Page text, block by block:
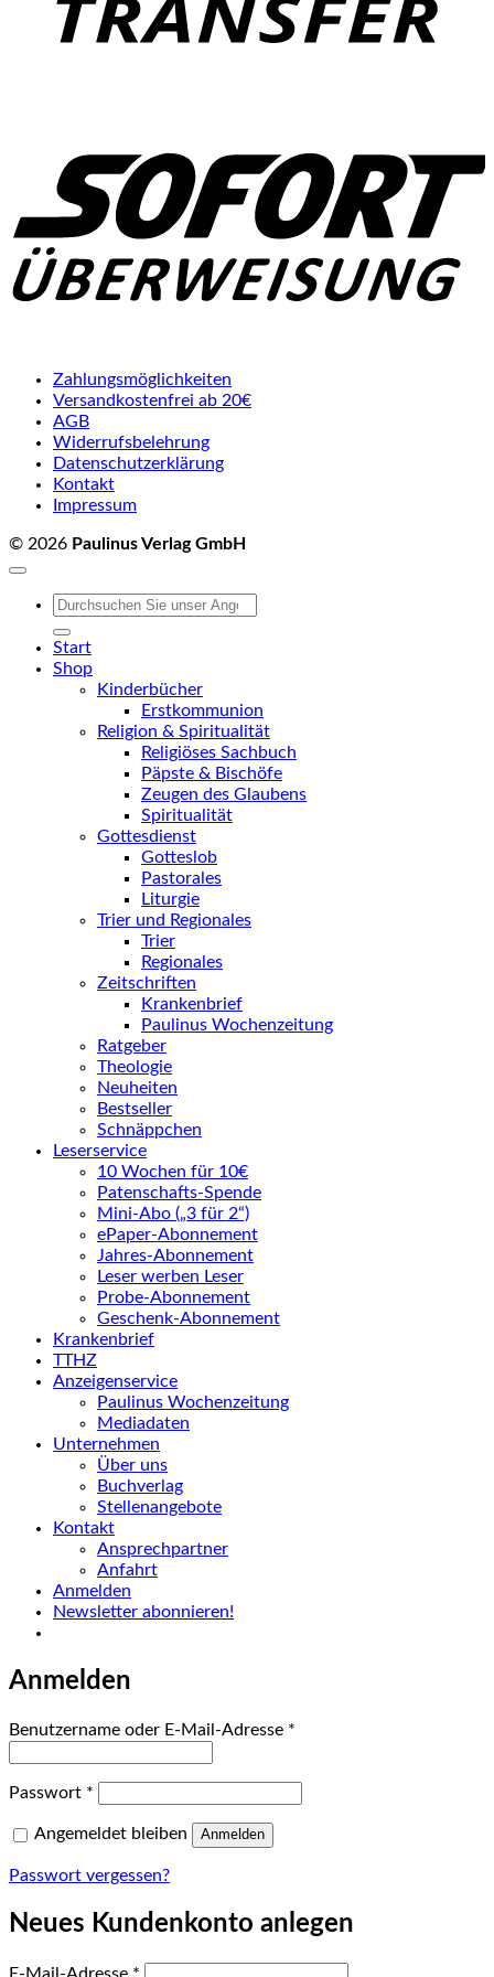
Zahlungsmöglichkeiten
Versandkostenfrei ab 20€
AGB
Widerrufsbelehrung
Datenschutzerklärung
Kontakt
Impressum
© 2026 Paulinus Verlag GmbH
Suchen
Start
Shop
Kinderbücher
Erstkommunion
Religion & Spiritualität
Religiöses Sachbuch
Päpste & Bischöfe
Zeugen des Glaubens
Spiritualität
Gottesdienst
Gotteslob
Pastorales
Liturgie
Trier und Regionales
Trier
Regionales
Zeitschriften
Krankenbrief
Paulinus Wochenzeitung
Ratgeber
Theologie
Neuheiten
Bestseller
Schnäppchen
Leserservice
10 Wochen für 10€
Patenschafts-Spende
Mini-Abo („3 für 2“)
ePaper-Abonnement
Jahres-Abonnement
Leser werben Leser
Probe-Abonnement
Geschenk-Abonnement
Krankenbrief
TTHZ
Anzeigenservice
Paulinus Wochenzeitung
Mediadaten
Unternehmen
Über uns
Buchverlag
Stellenangebote
Kontakt
Ansprechpartner
Anfahrt
Anmelden
Newsletter abonnieren!
Anmelden
Benutzername oder E-Mail-Adresse *
Passwort *
Angemeldet bleiben Anmelden
Passwort vergessen?
Neues Kundenkonto anlegen
E-Mail-Adresse *